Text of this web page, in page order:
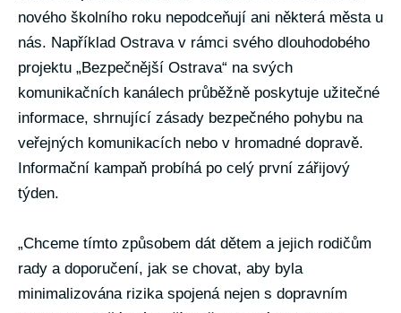
nového školního roku nepodceňují ani některá města u
nás. Například Ostrava v rámci svého dlouhodobého
projektu „Bezpečnější Ostrava“ na svých
komunikačních kanálech průběžně poskytuje užitečné
informace, shrnující zásady bezpečného pohybu na
veřejných komunikacích nebo v hromadné dopravě.
Informační kampaň probíhá po celý první zářijový
týden.
„Chceme tímto způsobem dát dětem a jejich rodičům
rady a doporučení, jak se chovat, aby byla
minimalizována rizika spojená nejen s dopravním